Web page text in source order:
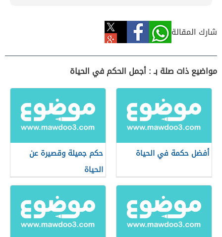
شارك المقالة
مواضيع ذات صلة بـ : أجمل الحكم في الحياة
أفضل حكمة في الحياة
حكم جميلة وقصيرة عن
الحياة